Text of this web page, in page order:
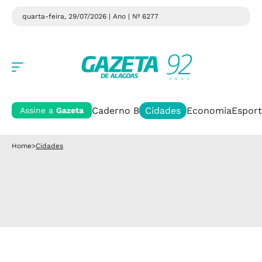
quarta-feira, 29/07/2026 | Ano | Nº 6277
Assine a Gazeta Caderno B Cidades Economia
Home>Cidades